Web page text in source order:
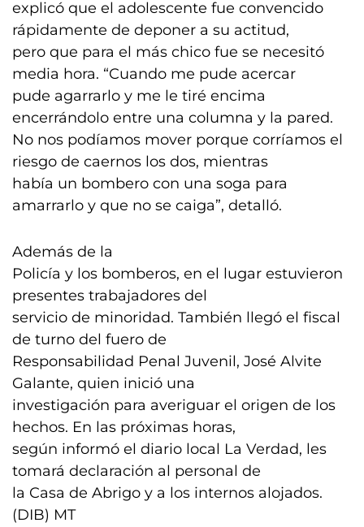
explicó que el adolescente fue convencido
rápidamente de deponer a su actitud,
pero que para el más chico fue se necesitó
media hora. “Cuando me pude acercar
pude agarrarlo y me le tiré encima
encerrándolo entre una columna y la pared.
No nos podíamos mover porque corríamos el
riesgo de caernos los dos, mientras
había un bombero con una soga para
amarrarlo y que no se caiga”, detalló.
Además de la
Policía y los bomberos, en el lugar estuvieron
presentes trabajadores del
servicio de minoridad. También llegó el fiscal
de turno del fuero de
Responsabilidad Penal Juvenil, José Alvite
Galante, quien inició una
investigación para averiguar el origen de los
hechos. En las próximas horas,
según informó el diario local La Verdad, les
tomará declaración al personal de
la Casa de Abrigo y a los internos alojados.
(DIB) MT